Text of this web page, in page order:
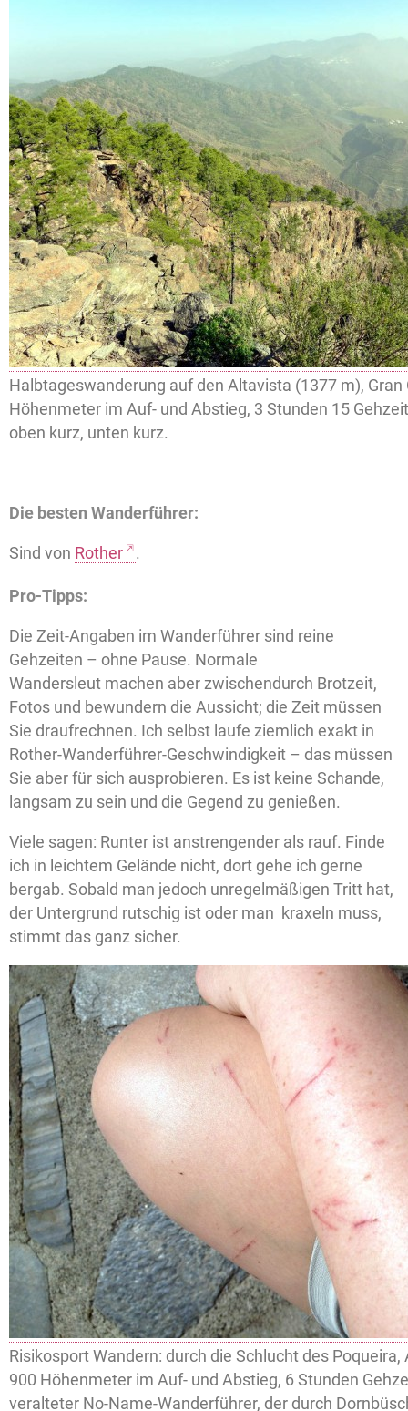
Halbtageswanderung auf den Altavista (1377 m), Gran
Höhenmeter im Auf- und Abstieg, 3 Stunden 15
oben kurz, unten kurz.
Die besten Wanderführer:
Sind von Rother .
Pro-Tipps:
Die Zeit-Angaben im Wanderführer sind reine
Gehzeiten – ohne Pause. Normale
Wandersleut machen aber zwischendurch Brotzeit,
Fotos und bewundern die Aussicht; die Zeit müssen
Sie draufrechnen. Ich selbst laufe ziemlich exakt in
Rother-Wanderführer-Geschwindigkeit – das müssen
Sie aber für sich ausprobieren. Es ist keine Schande,
langsam zu sein und die Gegend zu genießen.
Viele sagen: Runter ist anstrengender als rauf. Finde
ich in leichtem Gelände nicht, dort gehe ich gerne
bergab. Sobald man jedoch unregelmäßigen Tritt hat,
der Untergrund rutschig ist oder man kraxeln muss,
stimmt das ganz sicher.
Risikosport Wandern: durch die Schlucht des Poqueira,
900 Höhenmeter im Auf- und Abstieg, 6 Stunden
veralteter No-Name-Wanderführer, der durch